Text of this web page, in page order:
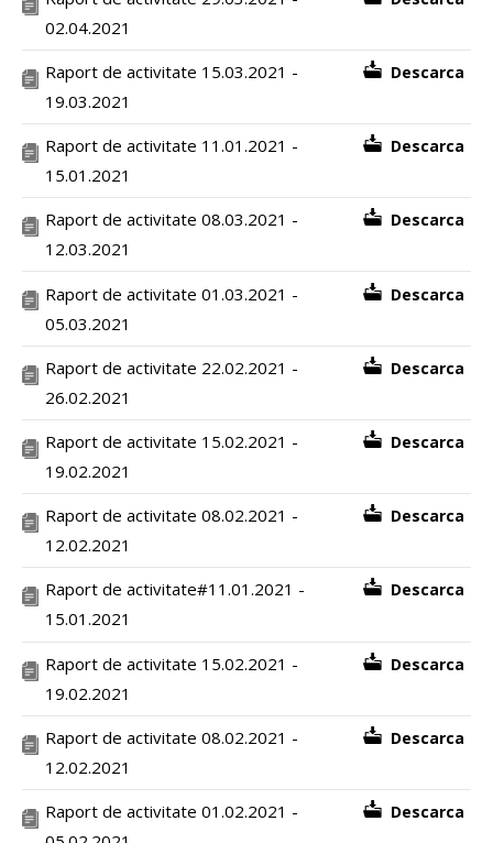
02.04.2021
Raport de activitate 15.03.2021 -
19.03.2021
Descarca
Raport de activitate 11.01.2021 -
15.01.2021
Descarca
Raport de activitate 08.03.2021 -
12.03.2021
Descarca
Raport de activitate 01.03.2021 -
05.03.2021
Descarca
Raport de activitate 22.02.2021 -
26.02.2021
Descarca
Raport de activitate 15.02.2021 -
19.02.2021
Descarca
Raport de activitate 08.02.2021 -
12.02.2021
Descarca
Raport de activitate#11.01.2021 -
15.01.2021
Descarca
Raport de activitate 15.02.2021 -
19.02.2021
Descarca
Raport de activitate 08.02.2021 -
12.02.2021
Descarca
Raport de activitate 01.02.2021 -
Descarca